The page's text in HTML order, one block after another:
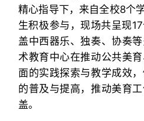
精心指导下，来自全校8个
生积极参与，现场共呈现
盖中西器乐、独奏、协奏
术教育中心在推动公共美
面的实践探索与教学成效
的普及与提高，推动美育
盖。